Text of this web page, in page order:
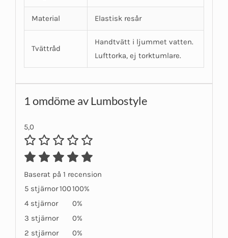
Material Elastisk resår
Tvättråd
Handtvätt i ljummet vatten.
Lufttorka, ej torktumlare.
1 omdöme av Lumbostyle
5,0
Baserat på 1 recension
5 stjärnor100100%
4 stjärnor
0%
3 stjärnor
0%
2 stjärnor
0%